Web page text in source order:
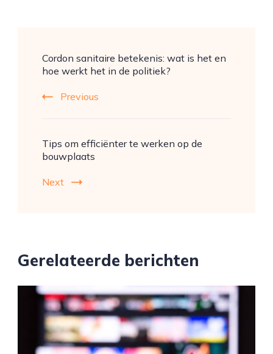
Navigation
Cordon sanitaire betekenis: wat is het en
hoe werkt het in de politiek?
Previous
Tips om efficiënter te werken op de
bouwplaats
Next
Gerelateerde berichten